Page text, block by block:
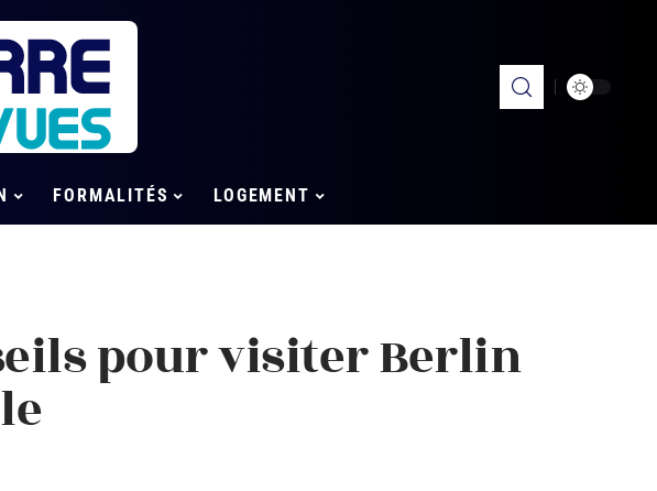
FORMALITÉS LOGEMENT
pour visiter Berlin